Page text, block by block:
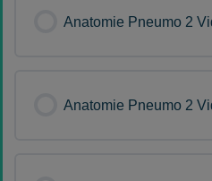
Anatomie Pneumo 2
Anatomie Pneumo 2